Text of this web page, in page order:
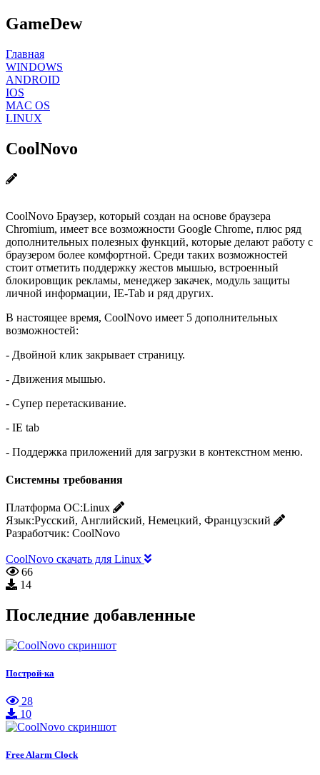
GameDew
Главная
WINDOWS
ANDROID
IOS
MAC OS
LINUX
CoolNovo
CoolNovo Браузер, который создан на основе браузера
Chromium, имеет все возможности Google Chrome, плюс ряд
дополнительных полезных функций, которые делают работу с
браузером более комфортной. Среди таких возможностей
стоит отметить поддержку жестов мышью, встроенный
блокировщик рекламы, менеджер закачек, модуль защиты
личной информации, IE-Tab и ряд других.
В настоящее время, CoolNovo имеет 5 дополнительных
возможностей:
- Двойной клик закрывает страницу.
- Движения мышью.
- Супер перетаскивание.
- IE tab
- Поддержка приложений для загрузки в контекстном меню.
Системны требования
Платформа ОС:Linux
Язык:Русский, Английский, Немецкий, Французский
Разработчик: CoolNovo
CoolNovo скачать для Linux
66
14
Последние добавленные
Построй-ка
28
10
Free Alarm Clock